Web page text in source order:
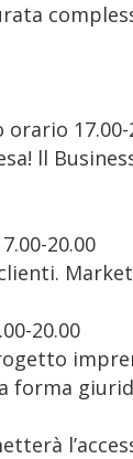
orario 17.00-
ll
20.00
20.00
forma